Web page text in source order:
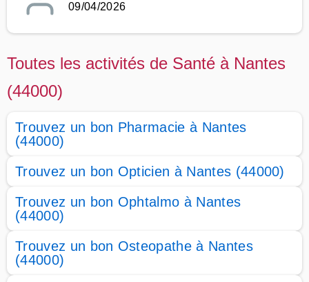
09/04/2026
Toutes les activités de Santé à Nantes
(44000)
Trouvez un bon Pharmacie à Nantes
(44000)
Trouvez un bon Opticien à Nantes (44000)
Trouvez un bon Ophtalmo à Nantes
(44000)
Trouvez un bon Osteopathe à Nantes
(44000)